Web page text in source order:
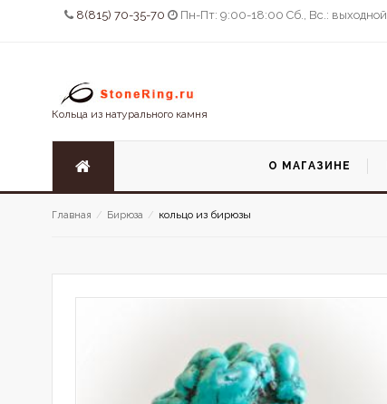
8(815) 70-35-70 Пн-Пт: 9:00-18:00 Сб., Вс.: выходной
Кольца из натурального камня
О МАГАЗИНЕ
Главная / Бирюза / кольцо из бирюзы